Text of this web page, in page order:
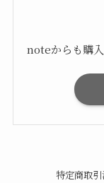
noteからも購入
特定商取